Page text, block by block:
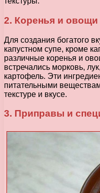
2. Коренья и овощи
Для создания богатого
капустном супе, кроме
различные коренья и
встречались морковь,
картофель. Эти
питательными
текстуре и вкусе.
3. Приправы и